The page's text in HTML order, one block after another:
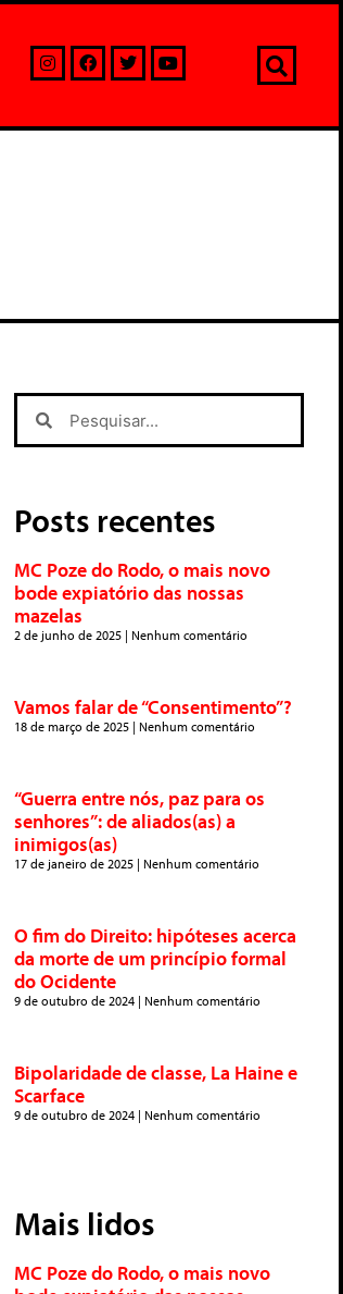
Posts recentes
MC Poze do Rodo, o mais novo
bode expiatório das nossas
mazelas
2 de junho de 2025 Nenhum comentário
Vamos falar de “Consentimento”?
18 de março de 2025 Nenhum comentário
“Guerra entre nós, paz para os
senhores”: de aliados(as) a
inimigos(as)
17 de janeiro de 2025 Nenhum comentário
O fim do Direito: hipóteses acerca
da morte de um princípio formal
do Ocidente
9 de outubro de 2024 Nenhum comentário
Bipolaridade de classe, La Haine e
Scarface
9 de outubro de 2024 Nenhum comentário
Mais lidos
MC Poze do Rodo, o mais novo